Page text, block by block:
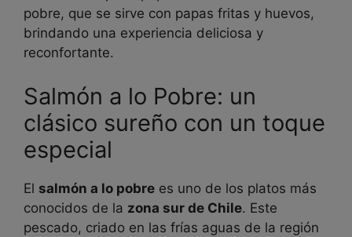
pobre, que se sirve con papas fritas y huevos,
brindando una experiencia deliciosa y
reconfortante.
Salmón a lo Pobre: un
clásico sureño con un toque
especial
El salmón a lo pobre es uno de los platos más
conocidos de la zona sur de Chile. Este
pescado, criado en las frías aguas de la región